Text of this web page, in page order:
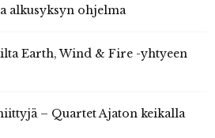
alkusyksyn ohjelma
Earth, Wind & Fire -yhtyeen
– Quartet Ajaton keikalla